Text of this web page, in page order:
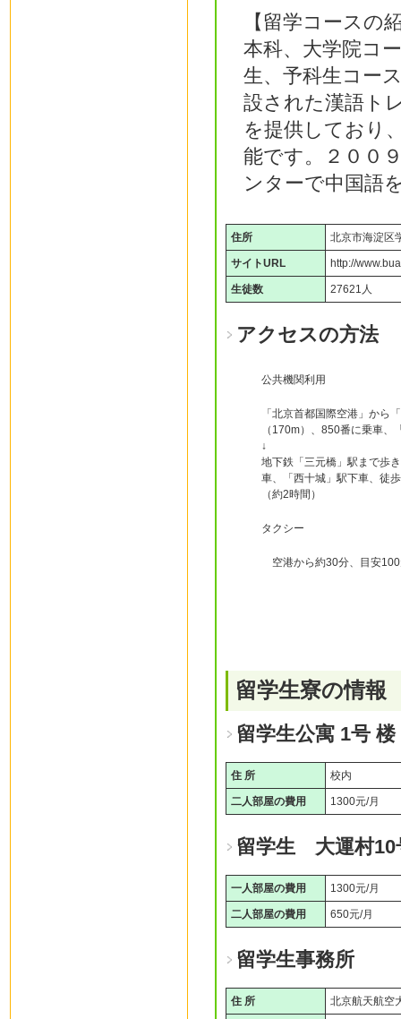
【留学コースの
本科、大学院コ
生、予科生コー
設された漢語ト
を提供しており
能です。２００
ンターで中国語
住所 北京市海淀区
サイトURL http://
生徒数 27621人
アクセスの方法
公共機関利用
「北京首都国際空港」から
（170m）、850番に乗車、
↓
地下鉄「三元橋」駅まで歩
車、「西十城」駅下車、徒
（約2時間）
タクシー
空港から約30分、目安
留学生寮の情報
留学生公寓 1号 楼
住 所 校内
二人部屋の費用 1300元/月
留学生 大運村
一人部屋の費用 1300元/月
二人部屋の費用 650元/月
留学生事務所
住 所 北京航天航空